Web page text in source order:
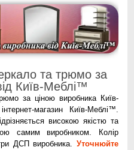
та трюмо за
Київ-Меблі™
за ціною виробника Київ-
магазин Київ-Меблі™.
високою якістю та
самим виробником. Колір
ДСП виробника. Уточнюйте